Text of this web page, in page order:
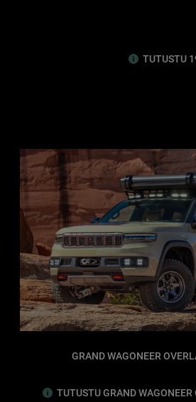
TUTUSTU
GRAND WAGONEER
TUTUSTU GRAND